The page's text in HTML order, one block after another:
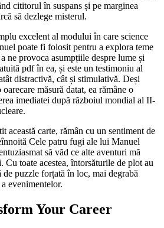
cititorul în suspans și pe marginea
să dezlege misterul.
excelent al modului în care science
poate fi folosit pentru a explora teme
ne provoca asumpțiile despre lume și
pdf în ea, și este un testimoniu al
distractivă, cât și stimulativă. Deși
măsură datat, ea rămâne o
imediatei după războiul mondial al II-
această carte, rămân cu un sentiment de
Cele patru fugi ale lui Manuel
să văd ce alte aventuri mă
Cu toate acestea, întorsăturile de plot au
puzzle forțată în loc, mai degrabă
evenimentelor.
Your Career